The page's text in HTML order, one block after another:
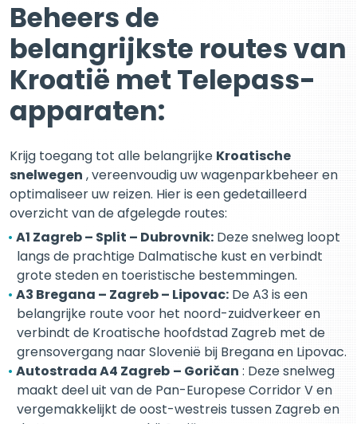
Beheers de
belangrijkste routes van
Kroatië met Telepass-
apparaten:
Krijg toegang tot alle belangrijke Kroatische
snelwegen , vereenvoudig uw wagenparkbeheer en
optimaliseer uw reizen. Hier is een gedetailleerd
overzicht van de afgelegde routes:
A1 Zagreb – Split – Dubrovnik:Deze snelweg loopt
langs de prachtige Dalmatische kust en verbindt
grote steden en toeristische bestemmingen.
A3 Bregana – Zagreb – Lipovac:De A3 is een
belangrijke route voor het noord-zuidverkeer en
verbindt de Kroatische hoofdstad Zagreb met de
grensovergang naar Slovenië bij Bregana en Lipovac.
Autostrada A4 Zagreb – Goričan : Deze snelweg
maakt deel uit van de Pan-Europese Corridor V en
vergemakkelijkt de oost-westreis tussen Zagreb en